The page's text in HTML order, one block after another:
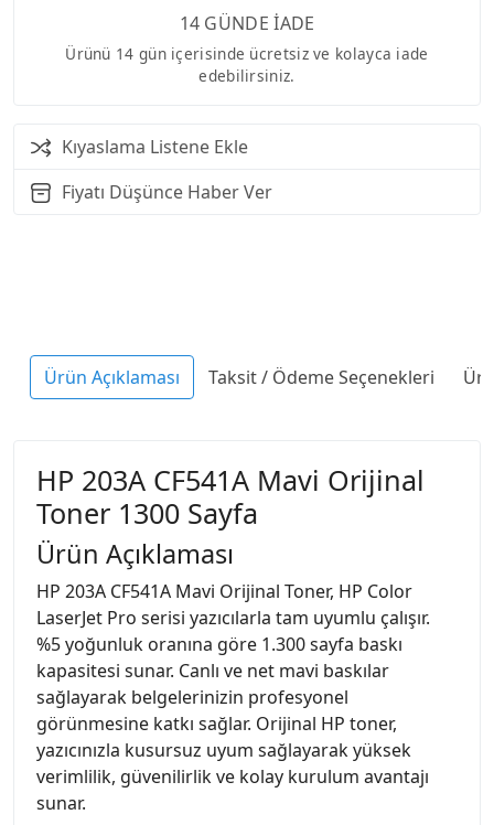
14 GÜNDE İADE
Ürünü 14 gün içerisinde ücretsiz ve kolayca iade
edebilirsiniz.
Kıyaslama Listene Ekle
Fiyatı Düşünce Haber Ver
Ürün Açıklaması Taksit / Ödeme Seçenekleri
HP 203A CF541A Mavi Orijinal
Toner 1300 Sayfa
Ürün Açıklaması
HP 203A CF541A Mavi Orijinal Toner, HP Color
LaserJet Pro serisi yazıcılarla tam uyumlu çalışır.
%5 yoğunluk oranına göre 1.300 sayfa baskı
kapasitesi sunar. Canlı ve net mavi baskılar
sağlayarak belgelerinizin profesyonel
görünmesine katkı sağlar. Orijinal HP toner,
yazıcınızla kusursuz uyum sağlayarak yüksek
verimlilik, güvenilirlik ve kolay kurulum avantajı
sunar.